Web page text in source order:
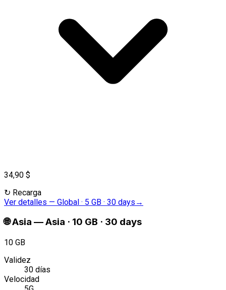
34,90 $
↻ Recarga
Ver detalles — Global · 5 GB · 30 days →
🌐Asia —Asia · 10 GB · 30 days
10 GB
Validez
30 días
Velocidad